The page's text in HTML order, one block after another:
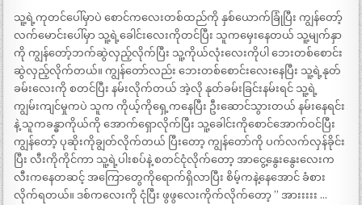
သူ့ရဲ့ကုတင်ပေါ်မှာပဲ စောင်ကလေးတစ်ထည်ကို နှစ်ယောက်ခြုံပြီး ကျွန်တော့်
လက်မောင်းပေါ်မှာ သူ့ရဲ့ခေါင်းလေးကိုတင်ပြီး သူကမှေးနေတယ် သူ့မျက်နှာ
ကို ကျွန်တော့်ဘက်ဆွဲလှည့်လိုက်ပြီး သူ့ကိုယ်လုံးလေးကိုပါ ဘေးတစ်စောင်း
ဆွဲလှည့်လိုက်တယ်။ ကျွန်တော်လည်း ဘေးတစ်စောင်းလေးနေပြီး သူ့ရဲ့နုတ်
ခမ်းလေးကို စတင်ပြီး နမ်းလိုက်တယ် အဲ့လို နုတ်ခမ်းခြင်းနမ်းရင် သူ့ရဲ့
ကျွမ်းကျင်မှုကပဲ သူက ကိုယ့်ကိုရှေ့ကနေပြီး ဦးဆောင်သွားတယ် နမ်းနေရင်း
နဲ့ သူကခန္ဓာကိုယ်ကို အောက်ရှောလိုက်ပြီး သူ့ခေါင်းကိုစောင်အောက်ဝင်ပြီး
ကျွန်တော့် ပုဆိုးကိုချွတ်လိုက်တယ် ပြီးတော့ ကျွန်တော်ကို ပက်လက်လှန်ခိုင်း
ပြီး လီးကိုကိုင်ကာ သူ့ရဲ့ပါးစပ်နဲ့ စတင်ငုံလိုက်တော့ အာငွေ့နွေးနွေးလေးက
လီးကနေတဆင့် အကြောတွေကိုရောက်ရှိလာပြီး စိမ့်ကနဲ့နေအောင် ခံစား
လိုက်ရတယ်။ ဒစ်ကလေးကို ငုံပြီး ဖွဖွလေးကိုက်လိုက်တော့ ” အားးးးး …